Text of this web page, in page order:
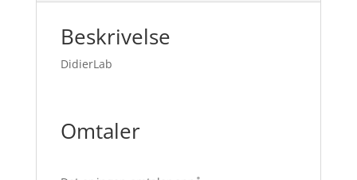
Beskrivelse
DidierLab
Omtaler